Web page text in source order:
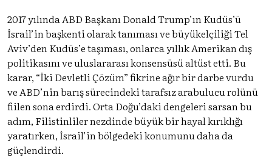
2017 yılında ABD Başkanı Donald Trump’ın Kudüs’ü
İsrail’in başkenti olarak tanıması ve büyükelçiliği Tel
Aviv’den Kudüs’e taşıması, onlarca yıllık Amerikan dış
politikasını ve uluslararası konsensüsü altüst etti. Bu
karar, “İki Devletli Çözüm” fikrine ağır bir darbe vurdu
ve ABD’nin barış sürecindeki tarafsız arabulucu rolünü
fiilen sona erdirdi. Orta Doğu’daki dengeleri sarsan bu
adım, Filistinliler nezdinde büyük bir hayal kırıklığı
yaratırken, İsrail’in bölgedeki konumunu daha da
güçlendirdi.